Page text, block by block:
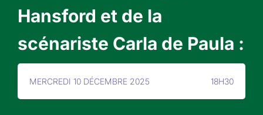
Hansford et de la
scénariste Carla de Paula :
MERCREDI 10 DÉCEMBRE 2025 18H30